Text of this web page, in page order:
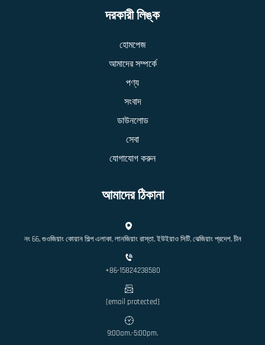
দরকারী লিঙ্ক
হোমপেজ
আমাদের সম্পর্কে
পণ্য
সংবাদ
ডাউনলোড
সেবা
যোগাযোগ করুন
আমাদের ঠিকানা
নং 66, গুওজিয়াং কোয়ান শিল্প এলাকা, লানজিয়াং রাস্তা, ইউইয়াও সিটি, ঝেজিয়াং প্রদেশ, চীন
+86-15824238580
[email protected]
9:00am.-5:00pm.